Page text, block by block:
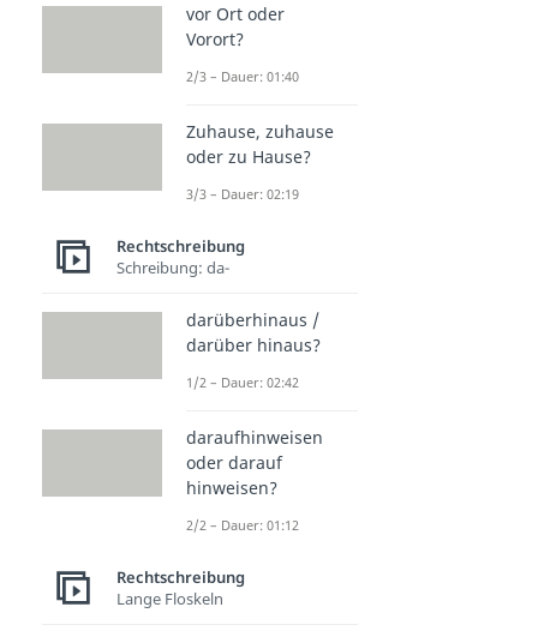
vor Ort oder
Vorort?
2/3 – Dauer: 01:40
Zuhause, zuhause
oder zu Hause?
3/3 – Dauer: 02:19
Rechtschreibung
Schreibung: da-
darüberhinaus /
darüber hinaus?
1/2 – Dauer: 02:42
daraufhinweisen
oder darauf
hinweisen?
2/2 – Dauer: 01:12
Rechtschreibung
Lange Floskeln